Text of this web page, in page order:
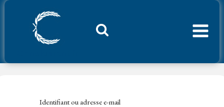
Aller
Identifiant ou adresse e-mail